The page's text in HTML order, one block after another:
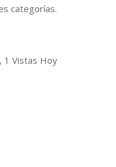
categorías.
, 1 Vistas Hoy